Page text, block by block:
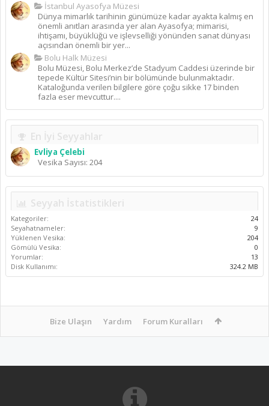
İstanbul Ayasofya Müzesi
Dünya mimarlık tarihinin günümüze kadar ayakta kalmış en
önemli anıtları arasında yer alan Ayasofya; mimarisi,
ihtişamı, büyüklüğü ve işlevselliği yönünden sanat dünyası
açısından önemli bir yer...
Bolu Halk Müzesi
Bolu Müzesi, Bolu Merkez’de Stadyum Caddesi üzerinde bir
tepede Kültür Sitesi’nin bir bölümünde bulunmaktadır.
Kataloğunda verilen bilgilere göre çoğu sikke 17 binden
fazla eser mevcuttur....
En İyi Seyyahlar
Evliya Çelebi
Vesika Sayısı: 204
Seyyah İstatistikleri
Kategoriler:
24
Seyahatnameler:
9
Yüklenen Vesika:
204
Gömülü Vesika:
0
Yorumlar:
13
Disk Kullanımı:
324.2 MB
Bize Ulaşın Yardım Forum Kuralları